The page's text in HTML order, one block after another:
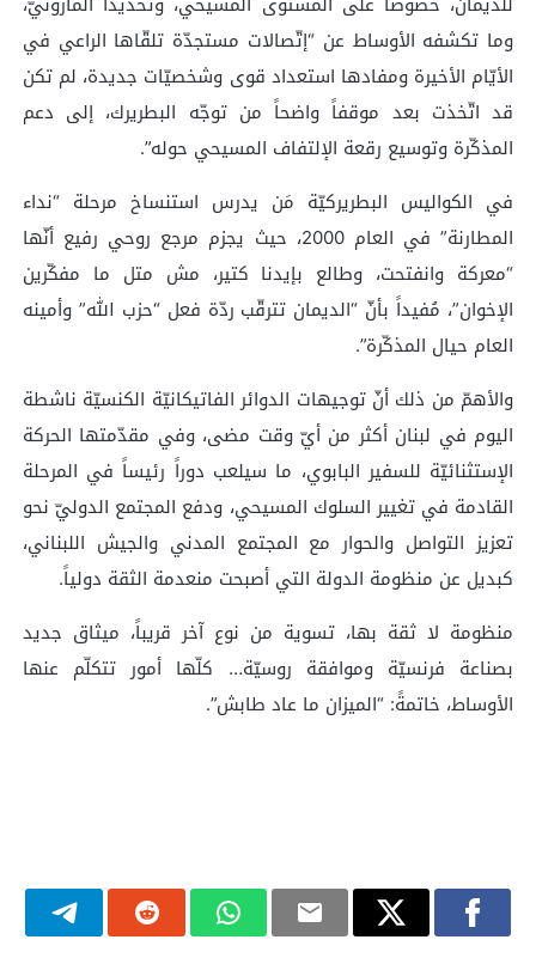
وما تكشفه الأوساط عن “إتّصالات مستجدّة تلقّاها الراعي في
الأيّام الأخيرة ومفادها استعداد قوى وشخصيّات جديدة، لم تكن
قد اتّخذت بعد موقفاً واضحاً من توجّه البطريرك، إلى دعم
المذكّرة وتوسيع رقعة الإلتفاف المسيحي حوله”.
في الكواليس البطريركيّة مَن يدرس استنساخ مرحلة “نداء
المطارنة” في العام 2000، حيث يجزم مرجع روحي رفيع أنّها
“معركة وانفتحت، وطالع بإيدنا كتير، مش متل ما مفكّرين
الإخوان”، مُفيداً بأنّ “الديمان تترقّب ردّة فعل “حزب الله” وأمينه
العام حيال المذكّرة”.
والأهمّ من ذلك أنّ توجيهات الدوائر الفاتيكانيّة الكنسيّة ناشطة
اليوم في لبنان أكثر من أيّ وقت مضى، وفي مقدّمتها الحركة
الإستثنائيّة للسفير البابوي، ما سيلعب دوراً رئيساً في المرحلة
القادمة في تغيير السلوك المسيحي، ودفع المجتمع الدوليّ نحو
تعزيز التواصل والحوار مع المجتمع المدني والجيش اللبناني،
كبديل عن منظومة الدولة التي أصبحت منعدمة الثقة دولياً.
منظومة لا ثقة بها، تسوية من نوع آخر قريباً، ميثاق جديد
بصناعة فرنسيّة وموافقة روسيّة… كلّها أمور تتكلّم عنها
الأوساط، خاتمةً: “الميزان ما عاد طابش”.